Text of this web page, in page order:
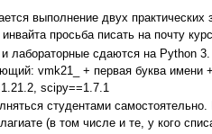
выполнение двух
просьба писать на почту
и лабораторные сдаются на Python
vmk21_ + первая буква имени
scipy==1.7.1
студентами
(в том числе и те, у кого